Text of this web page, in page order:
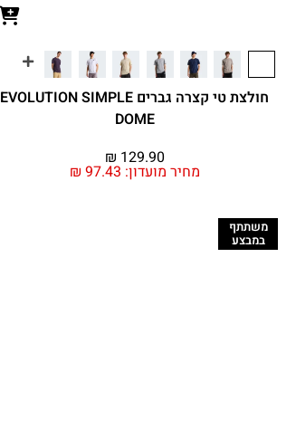
חולצת טי קצרה גברים EVOLUTION SIMPLE
DOME
מחיר מועדון: ₪ 97.43
₪ 129.90
משתתף
במבצע